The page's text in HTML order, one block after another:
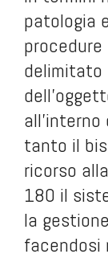
patologia
delimitato
tanto il
ricorso
180 il
la
facendosi